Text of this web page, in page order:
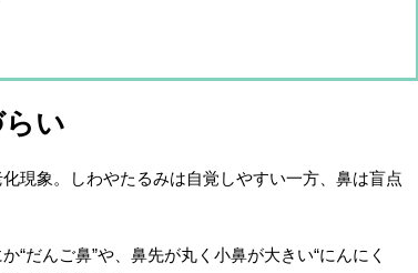
い
現象。しわやたるみは自覚しやすい一方、鼻は盲点
“だんご鼻”や、鼻先が丸く小鼻が大きい“にんにく